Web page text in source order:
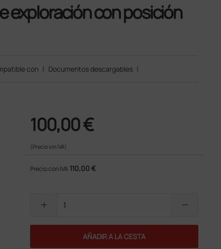
exploración con posición
con | Documentos descargables |
100,00 €
(Precio sin IVA)
Precio con IVA 110,00 €
add remove
AÑADIR A LA CESTA